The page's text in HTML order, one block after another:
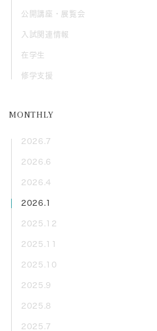
公開講座・展覧会
入試関連情報
在学生
修学支援
MONTHLY
2026.7
2026.6
2026.4
2026.1
2025.12
2025.11
2025.10
2025.9
2025.8
2025.7